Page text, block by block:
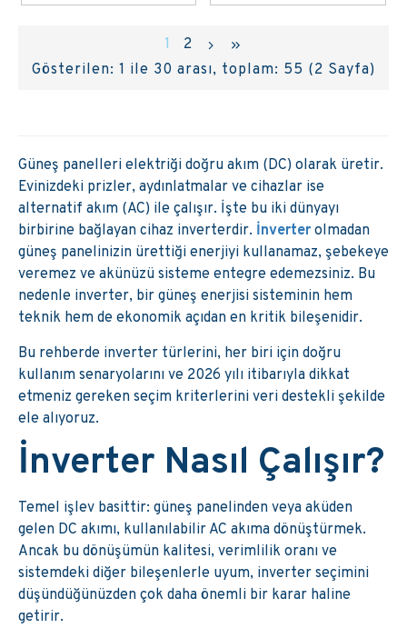
1
2
Gösterilen: 1 ile 30 arası, toplam: 55 (2 Sayfa)
Güneş panelleri elektriği doğru akım (DC) olarak üretir.
Evinizdeki prizler, aydınlatmalar ve cihazlar ise
alternatif akım (AC) ile çalışır. İşte bu iki dünyayı
birbirine bağlayan cihaz inverterdir. İnverter olmadan
güneş panelinizin ürettiği enerjiyi kullanamaz, şebekeye
veremez ve akünüzü sisteme entegre edemezsiniz. Bu
nedenle inverter, bir güneş enerjisi sisteminin hem
teknik hem de ekonomik açıdan en kritik bileşenidir.
Bu rehberde inverter türlerini, her biri için doğru
kullanım senaryolarını ve 2026 yılı itibarıyla dikkat
etmeniz gereken seçim kriterlerini veri destekli şekilde
ele alıyoruz.
İnverter Nasıl Çalışır?
Temel işlev basittir: güneş panelinden veya aküden
gelen DC akımı, kullanılabilir AC akıma dönüştürmek.
Ancak bu dönüşümün kalitesi, verimlilik oranı ve
sistemdeki diğer bileşenlerle uyum, inverter seçimini
düşündüğünüzden çok daha önemli bir karar haline
getirir.